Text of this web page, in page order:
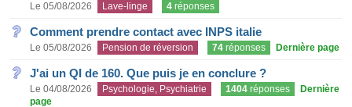
Le 05/08/2026 Lave-linge 4 réponses
Comment prendre contact avec INPS italie
Le 05/08/2026 Pension de réversion 74 réponses Dernière page
J'ai un QI de 160. Que puis je en conclure ?
Le 04/08/2026 Psychologie, Psychiatrie 1404 réponses
Dernière
page